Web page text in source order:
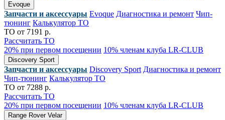
Evoque
Запчасти и аксессуары Evoque Диагностика и ремонт Чип-
тюнинг Калькулятор ТО
ТО от 7191 р.
Рассчитать ТО
20% при первом посещении 10% членам клуба LR-CLUB
Discovery Sport
Запчасти и аксессуары Discovery Sport Диагностика и ремонт
Чип-тюнинг Калькулятор ТО
ТО от 7288 р.
Рассчитать ТО
20% при первом посещении 10% членам клуба LR-CLUB
Range Rover Velar